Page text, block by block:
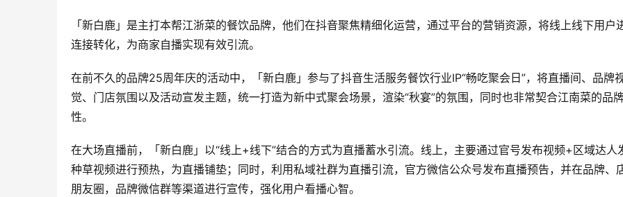
「新白鹿」是主打本帮江浙菜的餐饮品牌，他们在抖音聚焦精细化运营，通过平台的营销资源，将线上线下用户
连接转化，为商家自播实现有效引流。
在前不久的品牌25周年庆的活动中，「新白鹿」参与了抖音生活服务餐饮行业IP“畅吃聚会日”，将直播间、品牌
觉、门店氛围以及活动宣发主题，统一打造为新中式聚会场景，渲染“秋宴”的氛围，同时也非常契合江南菜的品
性。
在大场直播前，「新白鹿」以“线上+线下”结合的方式为直播蓄水引流。线上，主要通过官号发布视频+区域达人
种草视频进行预热，为直播铺垫；同时，利用私域社群为直播引流，官方微信公众号发布直播预告，并在品牌、
朋友圈，品牌微信群等渠道进行宣传，强化用户看播心智。